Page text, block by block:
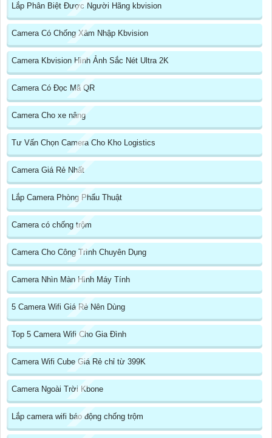
Lắp Phân Biệt Được Người Hãng kbvision
Camera Có Chống Xâm Nhập Kbvision
Camera Kbvision Hình Ảnh Sắc Nét Ultra 2K
Camera Có Đọc Mã QR
Camera Cho xe nâng
Tư Vấn Chọn Camera Cho Kho Logistics
Camera Giá Rẻ Nhất
Lắp Camera Phòng Phẩu Thuật
Camera có chống trộm
Camera Cho Công Trình Chuyên Dụng
Camera Nhìn Màn Hình Máy Tính
5 Camera Wifi Giá Rẻ Nên Dùng
Top 5 Camera Wifi Cho Gia Đình
Camera Wifi Cube Giá Rẻ chỉ từ 399K
Camera Ngoài Trời Kbone
Lắp camera wifi báo động chống trộm